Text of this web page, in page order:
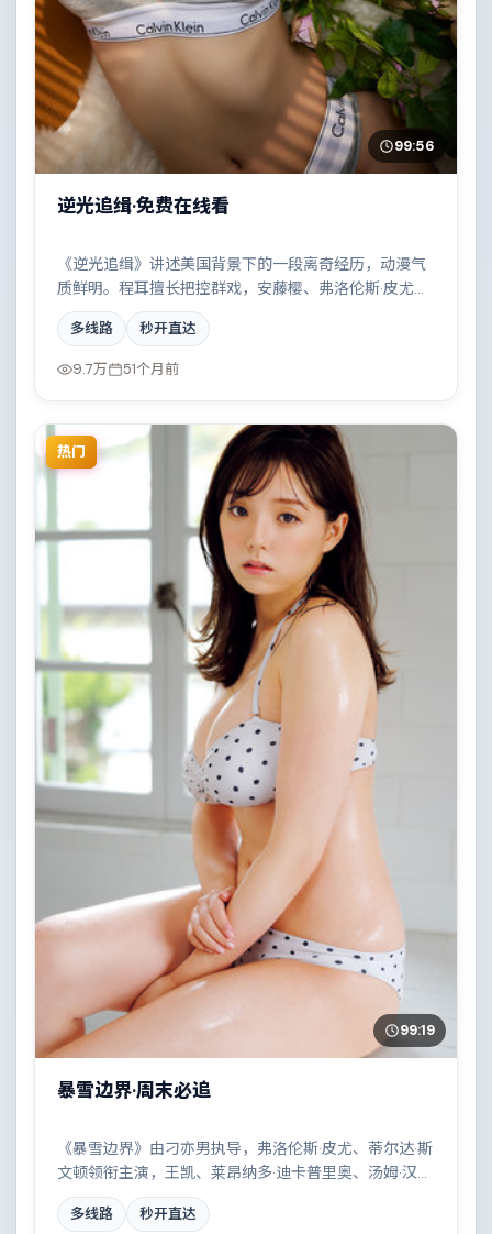
99:56
逆光追缉·免费在线看
《逆光追缉》讲述美国背景下的一段离奇经历，动漫气
质鲜明。程耳擅长把控群戏，安藤樱、弗洛伦斯·皮尤、
河正宇、段奕宏共同撑起复杂人物关系，两条时间线交
错推进，真相直至最后一刻揭晓。
多线路 秒开直达
9.7万 51个月前
热门
99:19
暴雪边界·周末必追
《暴雪边界》由刁亦男执导，弗洛伦斯·皮尤、蒂尔达·斯
文顿领衔主演，王凯、莱昂纳多·迪卡普里奥、汤姆·汉克
斯、汤唯等实力加盟，是一部压抑张力的爱情作品。故
事主要发生在丹麦，一场看似偶然的事故牵出陈年秘
多线路 秒开直达